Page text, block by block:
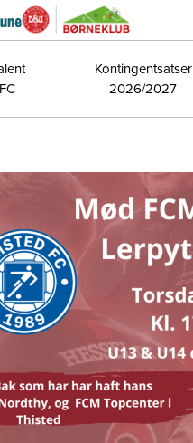
FC
Kontingentsatser
2026/2027